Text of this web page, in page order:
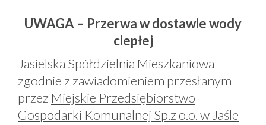
UWAGA – Przerwa w dostawie wody
ciepłej
Jasielska Spółdzielnia Mieszkaniowa
zgodnie z zawiadomieniem przesłanym
przez Miejskie Przedsiębiorstwo
Gospodarki Komunalnej Sp.z o.o. w Jaśle